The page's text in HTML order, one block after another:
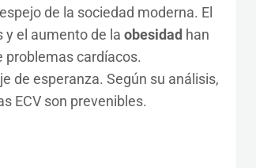
de la sociedad moderna. El
el aumento de la obesidad han
problemas cardíacos.
de esperanza. Según su análisis,
ECV son prevenibles.